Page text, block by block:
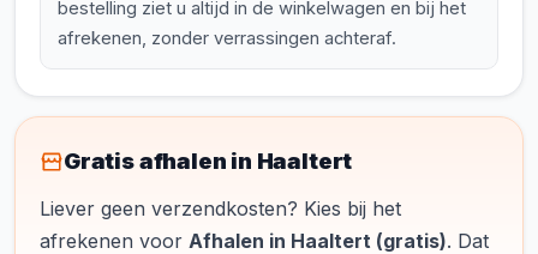
bestelling ziet u altijd in de winkelwagen en bij het
afrekenen, zonder verrassingen achteraf.
Gratis afhalen in Haaltert
Liever geen verzendkosten? Kies bij het
afrekenen voor Afhalen in Haaltert (gratis). Dat